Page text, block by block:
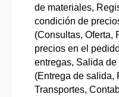
de materiales,
condición de
(Consultas, Oferta,
precios en el
entregas, Salida
(Entrega de salida,
Transportes,